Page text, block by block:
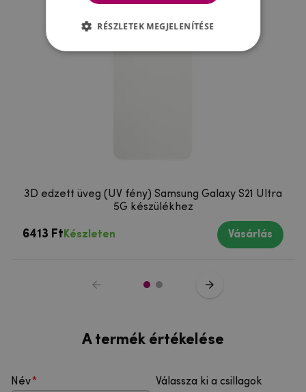
3D edzett üveg (UV fény) Samsung Galaxy S21 Ultra
5G készülékhez
6413 Ft Készleten Vásárlás
A termék értékelése
Név
Válassza ki a csillagok
RÉSZLETEK MEGJELENÍTÉSE